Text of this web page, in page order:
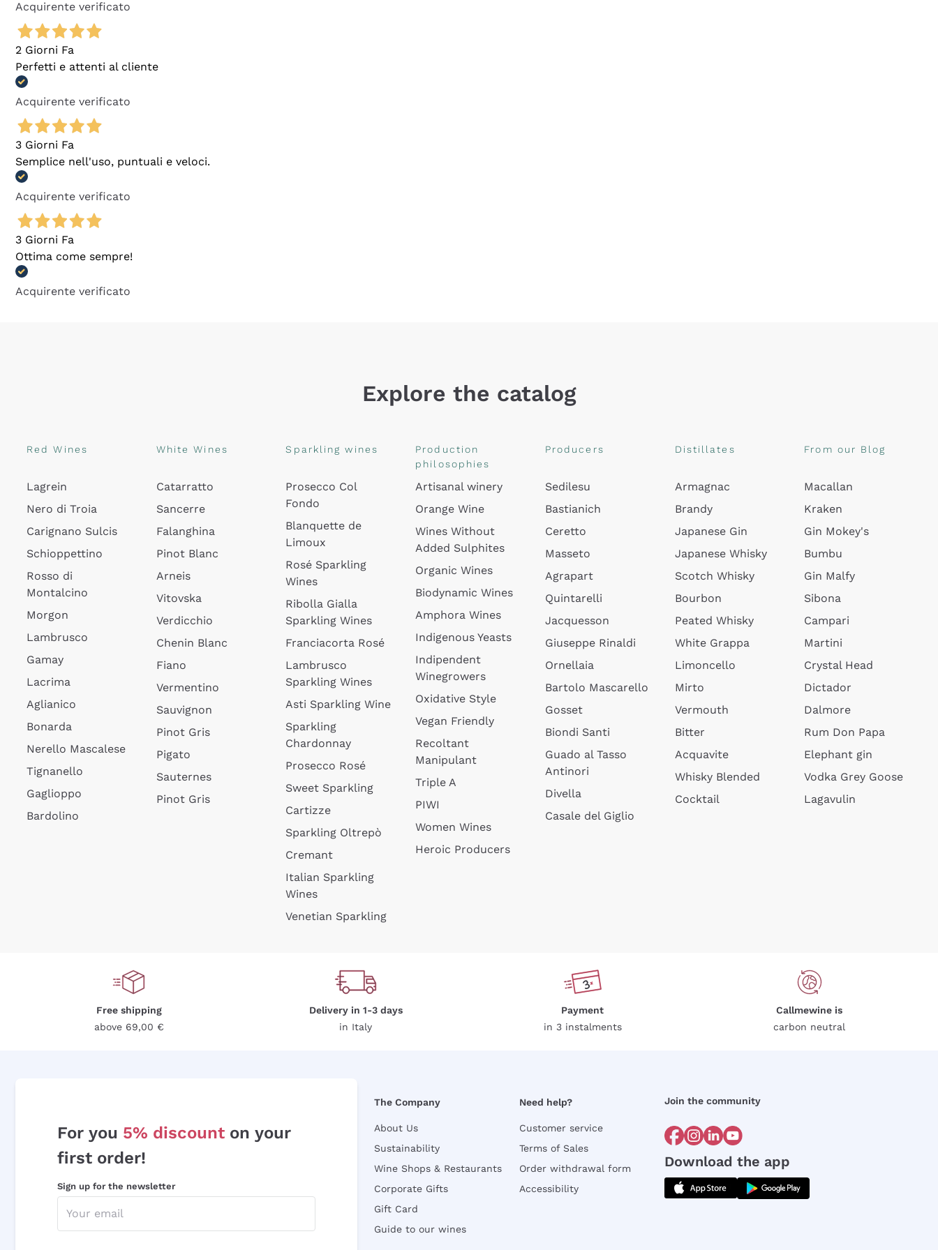
Acquirente verificato
2 Giorni Fa
Perfetti e attenti al cliente
Acquirente verificato
3 Giorni Fa
Semplice nell'uso, puntuali e veloci.
Acquirente verificato
3 Giorni Fa
Ottima come sempre!
Acquirente verificato
Explore the catalog
Red Wines
Lagrein
Nero di Troia
Carignano Sulcis
Schioppettino
Rosso di
Montalcino
Morgon
Lambrusco
Gamay
Lacrima
Aglianico
Bonarda
Nerello Mascalese
Tignanello
Gaglioppo
Bardolino
White Wines
Catarratto
Sancerre
Falanghina
Pinot Blanc
Arneis
Vitovska
Verdicchio
Chenin Blanc
Fiano
Vermentino
Sauvignon
Pinot Gris
Pigato
Sauternes
Pinot Gris
Sparkling wines
Prosecco Col
Fondo
Blanquette de
Limoux
Rosé Sparkling
Wines
Ribolla Gialla
Sparkling Wines
Franciacorta Rosé
Lambrusco
Sparkling Wines
Asti Sparkling Wine
Sparkling
Chardonnay
Prosecco Rosé
Sweet Sparkling
Cartizze
Sparkling Oltrepò
Cremant
Italian Sparkling
Wines
Venetian Sparkling
Production
philosophies
Artisanal winery
Orange Wine
Wines Without
Added Sulphites
Organic Wines
Biodynamic Wines
Amphora Wines
Indigenous Yeasts
Indipendent
Winegrowers
Oxidative Style
Vegan Friendly
Recoltant
Manipulant
Triple A
PIWI
Women Wines
Heroic Producers
Producers
Sedilesu
Bastianich
Ceretto
Masseto
Agrapart
Quintarelli
Jacquesson
Giuseppe Rinaldi
Ornellaia
Bartolo Mascarello
Gosset
Biondi Santi
Guado al Tasso
Antinori
Divella
Casale del Giglio
Distillates
Armagnac
Brandy
Japanese Gin
Japanese Whisky
Scotch Whisky
Bourbon
Peated Whisky
White Grappa
Limoncello
Mirto
Vermouth
Bitter
Acquavite
Whisky Blended
Cocktail
From our Blog
Macallan
Kraken
Gin Mokey's
Bumbu
Gin Malfy
Sibona
Campari
Martini
Crystal Head
Dictador
Dalmore
Rum Don Papa
Elephant gin
Vodka Grey Goose
Lagavulin
Free shipping
above 69,00 €
Delivery in 1-3 days
in Italy
Payment
in 3 instalments
Callmewine is
carbon neutral
For you 5% discount on your
first order!
Sign up for the newsletter
The Company
About Us
Sustainability
Wine Shops & Restaurants
Corporate Gifts
Gift Card
Guide to our wines
Need help?
Customer service
Terms of Sales
Order withdrawal form
Accessibility
Join the community
Download the app